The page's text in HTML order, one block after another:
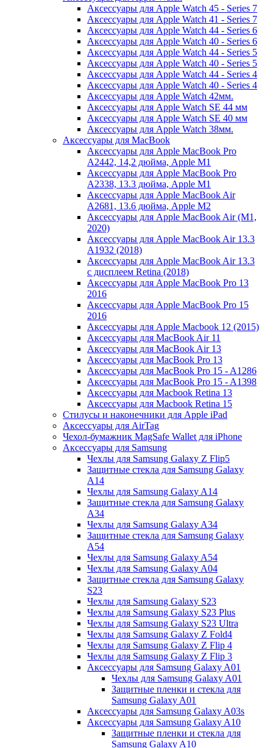
Аксессуары для Apple Watch 45 - Series 7
Аксессуары для Apple Watch 41 - Series 7
Аксессуары для Apple Watch 44 - Series 6
Аксессуары для Apple Watch 40 - Series 6
Аксессуары для Apple Watch 44 - Series 5
Аксессуары для Apple Watch 40 - Series 5
Аксессуары для Apple Watch 44 - Series 4
Аксессуары для Apple Watch 40 - Series 4
Аксессуары для Apple Watch 42мм.
Аксессуары для Apple Watch SE 44 мм
Аксессуары для Apple Watch SE 40 мм
Аксессуары для Apple Watch 38мм.
Аксессуары для MacBook
Аксессуары для Apple MacBook Pro
A2442, 14,2 дюйма, Apple M1
Аксессуары для Apple MacBook Pro
A2338, 13.3 дюйма, Apple M1
Аксессуары для Apple MacBook Air
A2681, 13.6 дюйма, Apple M2
Аксессуары для Apple MacBook Air (M1,
2020)
Аксессуары для Apple MacBook Air 13.3
A1932 (2018)
Аксессуары для Apple MacBook Air 13.3
с дисплеем Retina (2018)
Аксессуары для Apple MacBook Pro 13
2016
Аксессуары для Apple MacBook Pro 15
2016
Аксессуары для Apple Macbook 12 (2015)
Аксессуары для MacBook Air 11
Аксессуары для MacBook Air 13
Аксессуары для MacBook Pro 13
Аксессуары для MacBook Pro 15 - A1286
Аксессуары для MacBook Pro 15 - A1398
Аксессуары для Macbook Retina 13
Аксессуары для Macbook Retina 15
Стилусы и наконечники для Apple iPad
Аксессуары для AirTag
Чехол-бумажник MagSafe Wallet для iPhone
Аксессуары для Samsung
Чехлы для Samsung Galaxy Z Flip5
Защитные стекла для Samsung Galaxy
A14
Чехлы для Samsung Galaxy A14
Защитные стекла для Samsung Galaxy
A34
Чехлы для Samsung Galaxy A34
Защитные стекла для Samsung Galaxy
A54
Чехлы для Samsung Galaxy A54
Чехлы для Samsung Galaxy A04
Защитные стекла для Samsung Galaxy
S23
Чехлы для Samsung Galaxy S23
Чехлы для Samsung Galaxy S23 Plus
Чехлы для Samsung Galaxy S23 Ultra
Чехлы для Samsung Galaxy Z Fold4
Чехлы для Samsung Galaxy Z Flip 4
Чехлы для Samsung Galaxy Z Flip 3
Аксессуары для Samsung Galaxy A01
Чехлы для Samsung Galaxy A01
Защитные пленки и стекла для
Samsung Galaxy A01
Аксессуары для Samsung Galaxy A03s
Аксессуары для Samsung Galaxy A10
Защитные пленки и стекла для
Samsung Galaxy A10